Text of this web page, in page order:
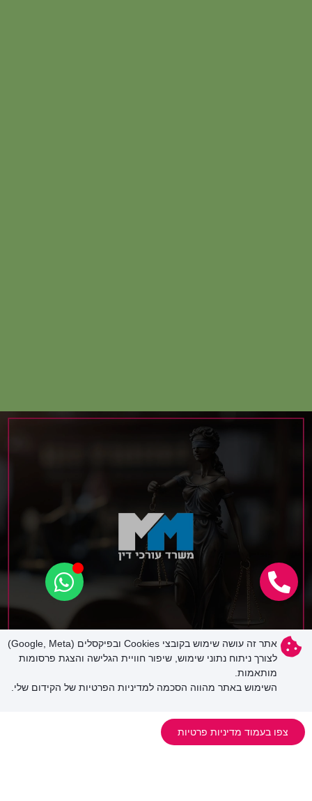
אתר זה עושה שימוש בקובצי Cookies ובפיקסלים (Google, Meta)
לצורך ניתוח נתוני שימוש, שיפור חוויית הגלישה והצגת פרסומות
מותאמות.
השימוש באתר מהווה הסכמה למדיניות הפרטיות של הקידום שלי.
צפו בעמוד מדיניות פרטיות